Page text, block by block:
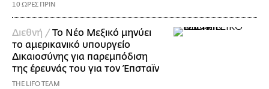
10 ΩΡΕΣ ΠΡΙΝ
Διεθνή / Το Νέο Μεξικό μηνύει
το αμερικανικό υπουργείο
Δικαιοσύνης για παρεμπόδιση
της έρευνάς του για τον Έπσταϊν
THE LIFO TEAM